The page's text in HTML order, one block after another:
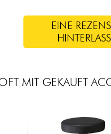
EINE
MIT GEKAUFT